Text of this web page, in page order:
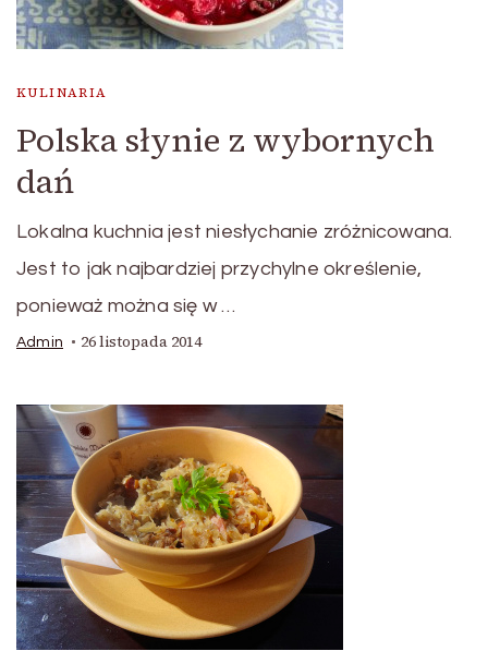
KULINARIA
Polska słynie z wybornych
dań
Lokalna kuchnia jest niesłychanie zróżnicowana.
Jest to jak najbardziej przychylne określenie,
ponieważ można się w …
Admin 26 listopada 2014